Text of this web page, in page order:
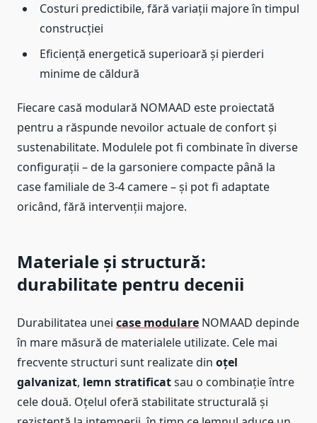
Costuri predictibile, fără variații majore în timpul
construcției
Eficiență energetică superioară și pierderi
minime de căldură
Fiecare casă modulară NOMAAD este proiectată
pentru a răspunde nevoilor actuale de confort și
sustenabilitate. Modulele pot fi combinate în diverse
configurații – de la garsoniere compacte până la
case familiale de 3-4 camere – și pot fi adaptate
oricând, fără intervenții majore.
Materiale și structură:
durabilitate pentru decenii
Durabilitatea unei case modulare NOMAAD depinde
în mare măsură de materialele utilizate. Cele mai
frecvente structuri sunt realizate din oțel
galvanizat, lemn stratificatsau o combinație între
cele două. Oțelul oferă stabilitate structurală și